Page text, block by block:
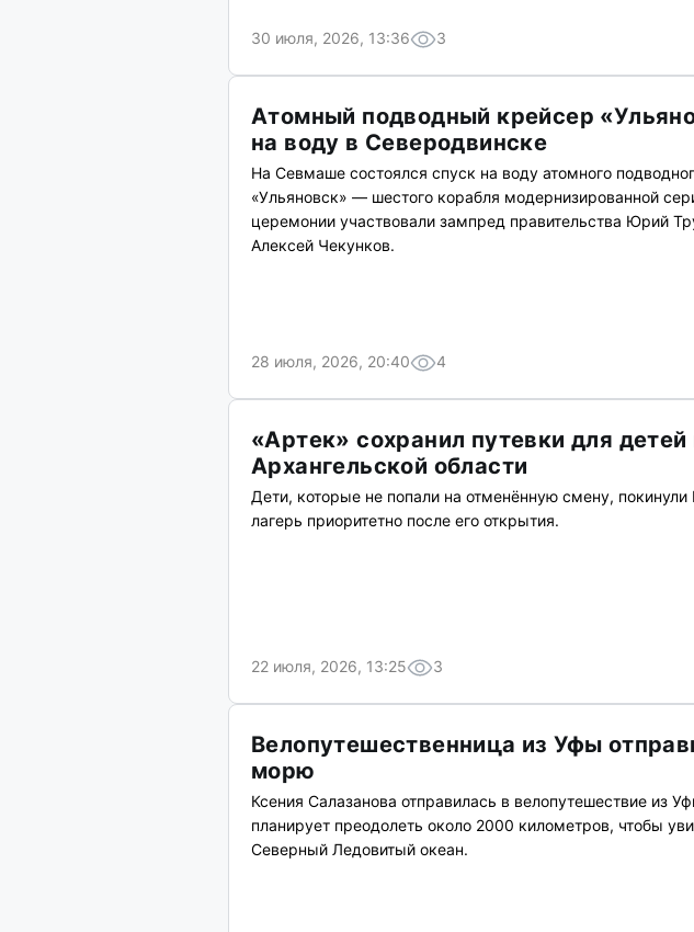
30 июля, 2026, 13:36 3
Атомный подводный крейсер
на воду в Северодвинске
На Севмаше состоялся спуск на воду атомного
«Ульяновск» — шестого корабля модернизированной
церемонии участвовали зампред правительства Юрий
Алексей Чекунков.
28 июля, 2026, 20:40 4
«Артек» сохранил путевки для детей
Архангельской области
Дети, которые не попали на отменённую смену,
лагерь приоритетно после его открытия.
22 июля, 2026, 13:25 3
Велопутешественница из Уфы
морю
Ксения Салазанова отправилась в велопутешествие из
планирует преодолеть около 2000 километров, чтобы
Северный Ледовитый океан.